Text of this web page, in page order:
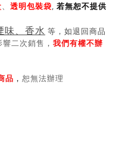
、 透明包裝袋, 若無恕不提供
味、香水 等 ， 如退回商品
響二次銷售 ， 我們有權不辦
品 ， 恕無法辦理